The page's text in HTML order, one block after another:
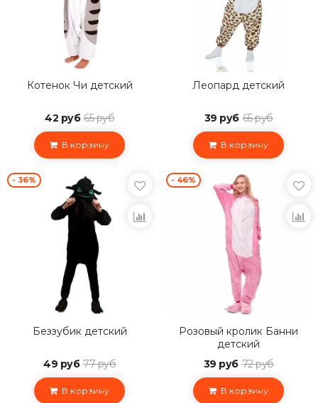
Котенок Чи детский
42 руб 65 руб
В корзину
Леопард детский
39 руб 65 руб
В корзину
- 36%
Беззубик детский
49 руб 77 руб
В корзину
- 46%
Розовый кролик Банни
детский
39 руб 72 руб
В корзину